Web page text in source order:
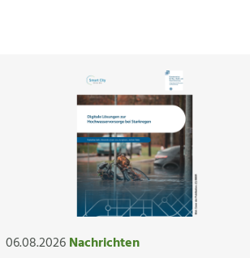
06.08.2026Nachrichten